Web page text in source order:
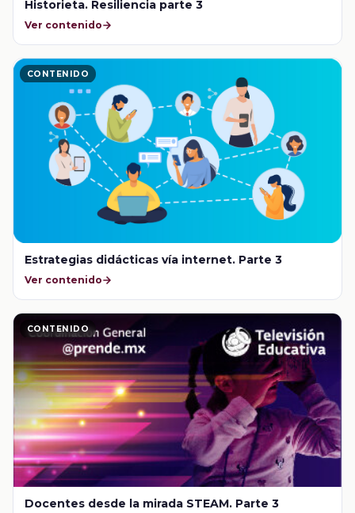
Historieta. Resiliencia parte 3
Ver contenido
CONTENIDO
Estrategias didácticas vía internet. Parte 3
Ver contenido
CONTENIDO
Docentes desde la mirada STEAM. Parte 3